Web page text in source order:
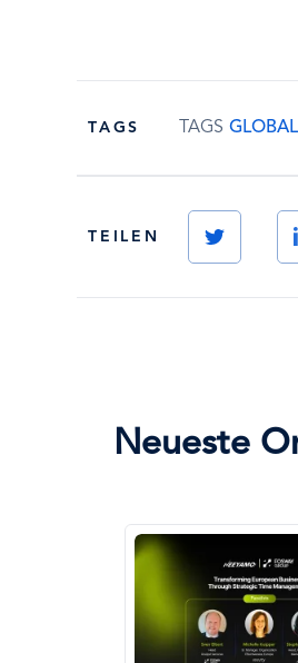
TAGS TAGS
TEILEN
Twitter
Neueste
Bild